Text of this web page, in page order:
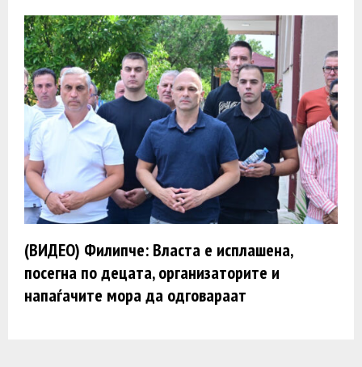
(ВИДЕО) Филипче: Власта е исплашена,
посегна по децата, организаторите и
напаѓачите мора да одговараат